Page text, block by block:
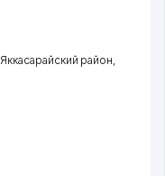
Яккасарайский район,